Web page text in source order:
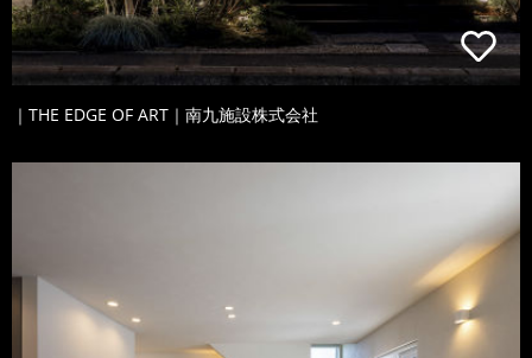
｜THE EDGE OF ART｜南九施設株式会社